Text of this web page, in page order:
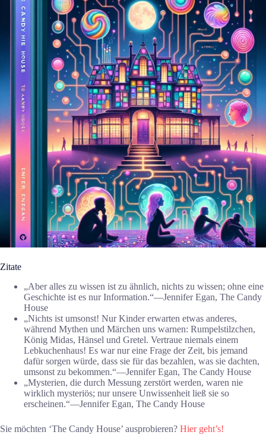
Zitate
„Aber alles zu wissen ist zu ähnlich, nichts zu wissen; ohne eine
Geschichte ist es nur Information.“―Jennifer Egan, The Candy
House
„Nichts ist umsonst! Nur Kinder erwarten etwas anderes,
während Mythen und Märchen uns warnen: Rumpelstilzchen,
König Midas, Hänsel und Gretel. Vertraue niemals einem
Lebkuchenhaus! Es war nur eine Frage der Zeit, bis jemand
dafür sorgen würde, dass sie für das bezahlen, was sie dachten,
umsonst zu bekommen.“―Jennifer Egan, The Candy House
„Mysterien, die durch Messung zerstört werden, waren nie
wirklich mysteriös; nur unsere Unwissenheit ließ sie so
erscheinen.“―Jennifer Egan, The Candy House
Sie möchten ‘The Candy House’ ausprobieren? Hier geht’s!